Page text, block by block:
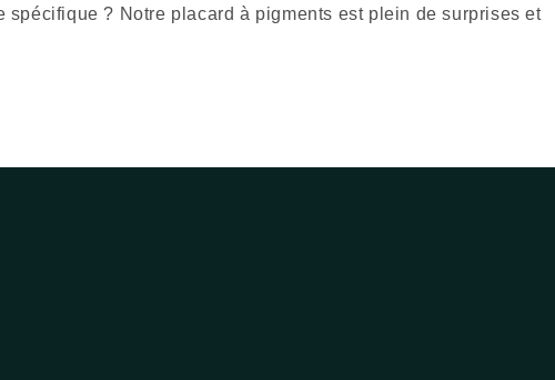
spécifique ? Notre placard à pigments est plein de surprises et